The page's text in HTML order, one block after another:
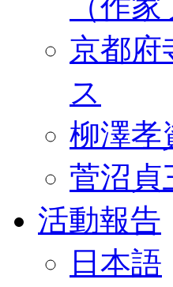
京都府
ス
柳澤孝
菅沼貞
活動報告
日本語